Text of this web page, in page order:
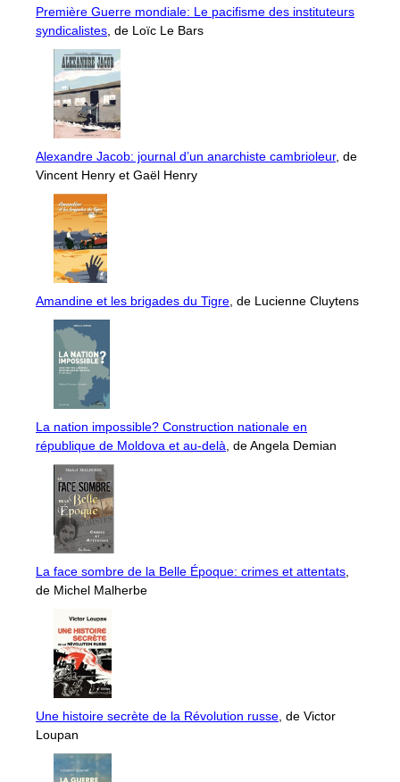
Première Guerre mondiale: Le pacifisme des instituteurs
syndicalistes , de Loïc Le Bars
Alexandre Jacob: journal d’un anarchiste cambrioleur, de
Vincent Henry et Gaël Henry
Amandine et les brigades du Tigre , de Lucienne Cluytens
La nation impossible? Construction nationale en
république de Moldova et au-delà , de Angela Demian
La face sombre de la Belle Époque: crimes et attentats
de Michel Malherbe
Une histoire secrète de la Révolution russe , de Victor
Loupan